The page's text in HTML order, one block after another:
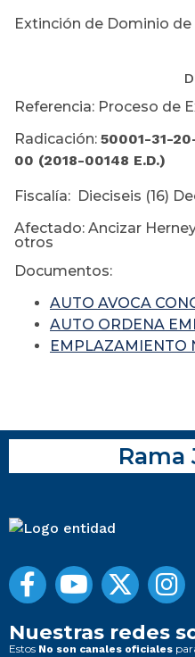
Extinción de Dominio
Diciembre
Referencia: Proceso de
Radicación: 50001-31-
00 (2018-00148 E.D.)
Fiscalía: Dieciseis (16)
Afectado: Ancizar
otros
Documentos:
AUTO AVOCA
AUTO ORDENA
EMPLAZAMIENTO
Rama
Nuestras redes
Estos No son canales oficiales